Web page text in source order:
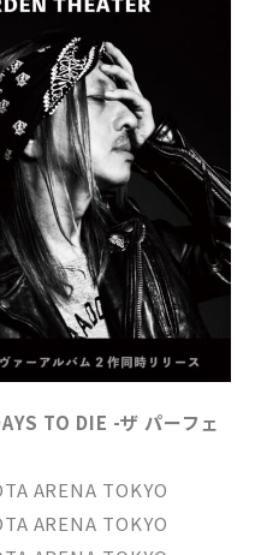
TO DIE -ザ パーフェ
ARENA TOKYO
ARENA TOKYO